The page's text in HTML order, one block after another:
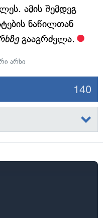
ამის შემდეგ
ნაწილთან
გააგრძელა.
არხი
140